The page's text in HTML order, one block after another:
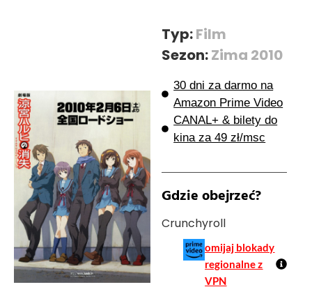
Typ:Film
Sezon:Zima 2010
30 dni za darmo na
Amazon Prime Video
CANAL+ & bilety do
kina za 49 zł/msc
Gdzie obejrzeć?
Crunchyroll
omijaj blokady
regionalne z
VPN